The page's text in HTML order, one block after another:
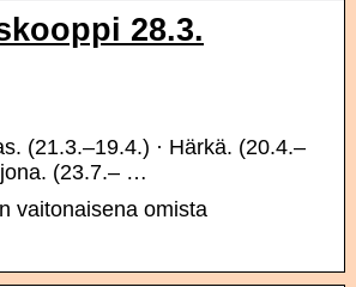
28.3.
(21.3.–19.4.) · Härkä. (20.4.–
(23.7.– …
vaitonaisena omista